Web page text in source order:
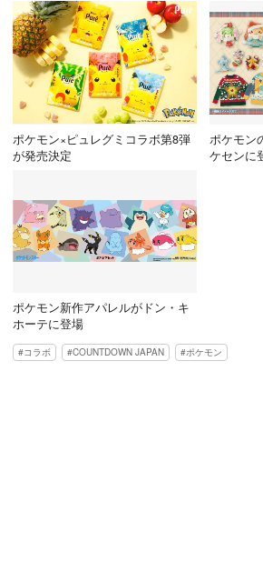
ポケモン×ピュレグミコラボ第8弾
が発売決定
ポケモン
ケセンに
ポケモン新作アパレルがドン・キ
ホーテに登場
コラボ COUNTDOWN JAPAN ポケモン